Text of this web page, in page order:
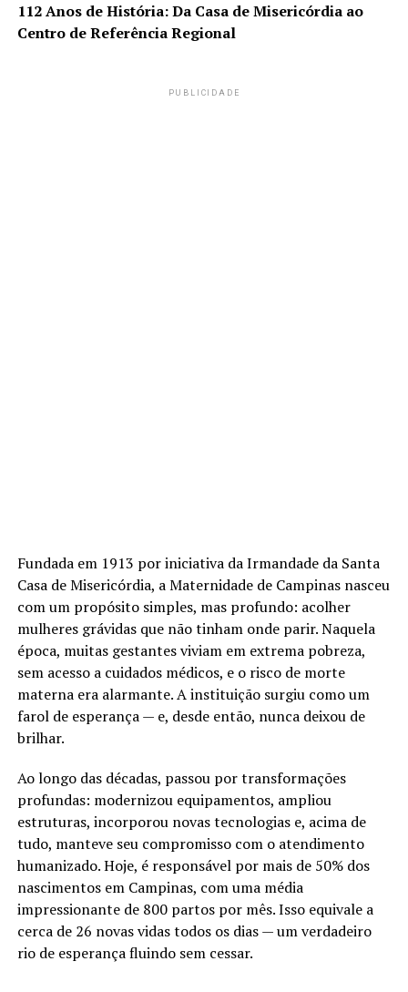
112 Anos de História: Da Casa de Misericórdia ao
Centro de Referência Regional
PUBLICIDADE
Fundada em 1913 por iniciativa da Irmandade da Santa
Casa de Misericórdia, a Maternidade de Campinas nasceu
com um propósito simples, mas profundo: acolher
mulheres grávidas que não tinham onde parir. Naquela
época, muitas gestantes viviam em extrema pobreza,
sem acesso a cuidados médicos, e o risco de morte
materna era alarmante. A instituição surgiu como um
farol de esperança — e, desde então, nunca deixou de
brilhar.
Ao longo das décadas, passou por transformações
profundas: modernizou equipamentos, ampliou
estruturas, incorporou novas tecnologias e, acima de
tudo, manteve seu compromisso com o atendimento
humanizado. Hoje, é responsável por mais de 50% dos
nascimentos em Campinas, com uma média
impressionante de 800 partos por mês. Isso equivale a
cerca de 26 novas vidas todos os dias — um verdadeiro
rio de esperança fluindo sem cessar.